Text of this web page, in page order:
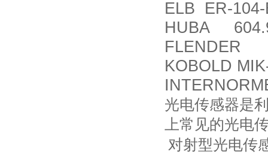
ELB ER-104-
HUBA
FLENDER
KOBOLD
光电传感器是
上常见的光电
 对射型光电传